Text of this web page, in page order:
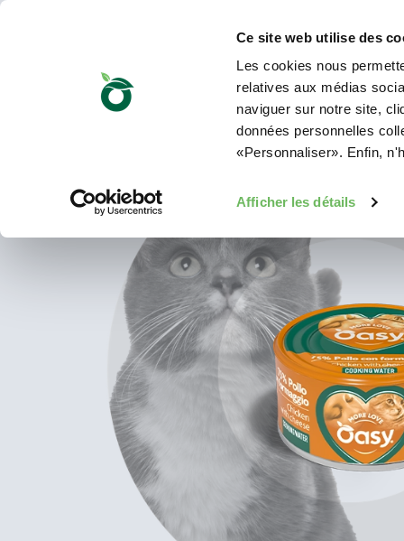
Ce site web utilise des
Les cookies nous
relatives aux médias
naviguer sur notre site,
données personnelles
«Personnaliser». Enfin,
Afficher les détails